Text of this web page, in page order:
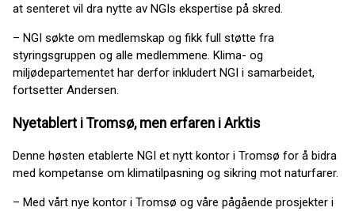
at senteret vil dra nytte av NGIs ekspertise på skred.
– NGI søkte om medlemskap og fikk full støtte fra
styringsgruppen og alle medlemmene. Klima- og
miljødepartementet har derfor inkludert NGI i samarbeidet,
fortsetter Andersen.
Nyetablert i Tromsø, men erfaren i Arktis
Denne høsten etablerte NGI et nytt kontor i Tromsø for å bidra
med kompetanse om klimatilpasning og sikring mot naturfarer.
– Med vårt nye kontor i Tromsø og våre pågående prosjekter i